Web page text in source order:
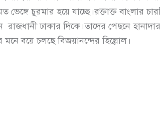
চুরমার হয়ে যাচ্ছে।রক্তাক্ত বাংলার
ঢাকার দিকে।তাদের পেছনে
বয়ে চলছে বিজয়ানন্দের হিল্লোল।